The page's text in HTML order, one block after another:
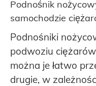
Podnośnik
samochodzie
Podnośniki
podwoziu
można je łatwo
drugie, w